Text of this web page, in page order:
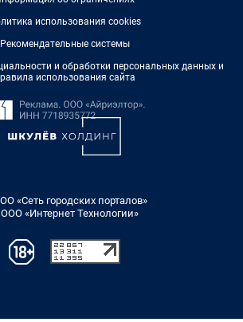
использования cookies
Рекомендательные системы
и обработки персональных данных и
использования сайта
«Сеть городских порталов»
«Интернет Технологии»